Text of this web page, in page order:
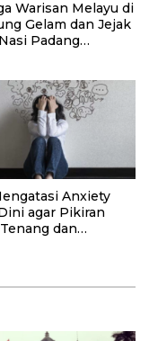
Warisan Melayu di
Gelam dan Jejak
Padang
Anxiety
agar Pikiran
dan